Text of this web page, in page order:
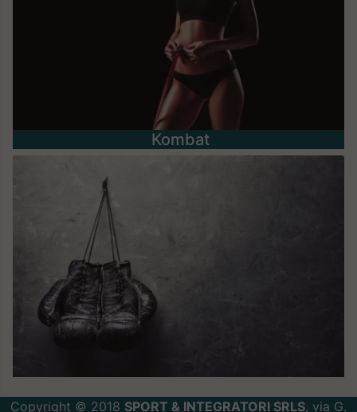
Kombat
Copyright © 2018 SPORT & INTEGRATORI SRLS, via G.